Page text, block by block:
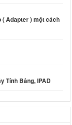
Adapter ) một cách
Tính Bảng, IPAD